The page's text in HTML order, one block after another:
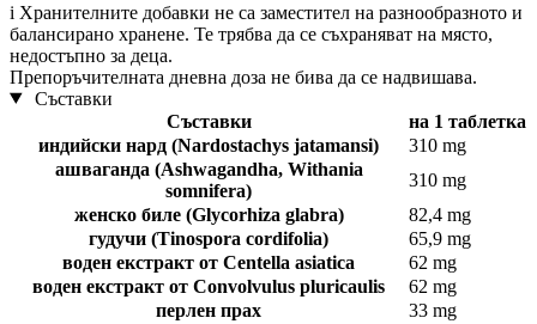
i Хранителните добавки не са заместител на разнообразното и
балансирано хранене. Те трябва да се съхраняват на място,
недостъпно за деца.
Препоръчителната дневна доза не бива да се надвишава.
Съставки
Съставки
на 1 таблетка
индийски нард (Nardostachys jatamansi)
310 mg
ашваганда (Ashwagandha, Withania
somnifera)
310 mg
женско биле (Glycorhiza glabra)
82,4 mg
гудучи (Tinospora cordifolia)
65,9 mg
воден екстракт от Centella asiatica
62 mg
воден екстракт от Convolvulus pluricaulis
62 mg
перлен прах
33 mg